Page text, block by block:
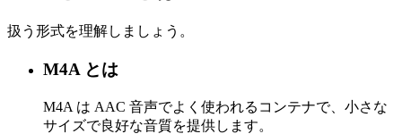
扱う形式を理解しましょう。
M4A とは
M4A は AAC 音声でよく使われるコンテナで、小さな
サイズで良好な音質を提供します。